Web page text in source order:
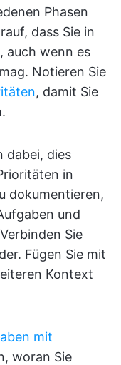
Phasen
dass Sie in
auch wenn es
Notieren Sie
, damit Sie
dabei, dies
in
dokumentieren,
und
Sie
Fügen Sie mit
Kontext
mit
woran Sie